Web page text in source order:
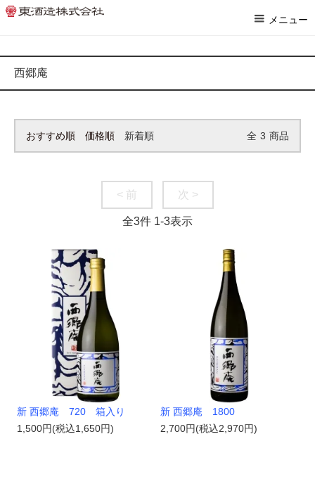
メニュー
ホーム >本格焼酎 >
西郷庵
おすすめ順 価格順 新着順 全 3 商品
< 前 次 >
全3件 1-3表示
新 西郷庵 720 箱入り
1,500円(税込1,650円)
新 西郷庵 1800
2,700円(税込2,970円)